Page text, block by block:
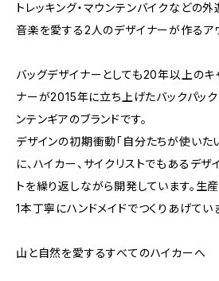
トレッキング・マウンテンバイクなどの
音楽を愛する2人のデザイナーが作るアウ
バッグデザイナーとしても20年以上のキ
ナーが2015年に立ち上げたバックパッ
ンテンギアのブランドです。
デザインの初期衝動「自分たちが使いた
に、ハイカー、サイクリストでもあるデザ
トを繰り返しながら開発しています。生
1本丁寧にハンドメイドでつくりあげてい
山と自然を愛するすべてのハイカーへ